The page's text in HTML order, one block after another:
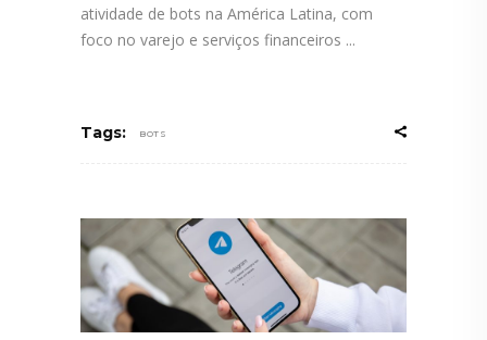
atividade de bots na América Latina, com
foco no varejo e serviços financeiros
Tags: BOTS